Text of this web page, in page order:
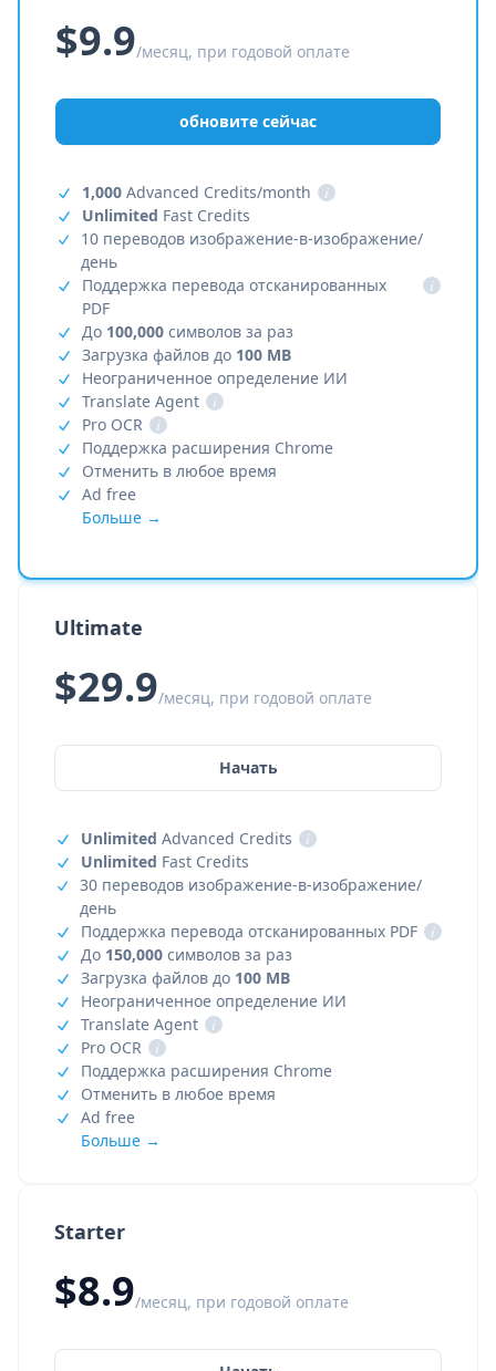
Starter
$8.9/месяц, при годовой оплате
$9.9/месяц, при годовой оплате
обновите сейчас
1,000 Advanced Credits/month
i
Unlimited Fast Credits
10 переводов изображение-в-изображение/
день
Поддержка перевода отсканированных
PDF
i
До 100,000 символов за раз
Загрузка файлов до 100 MB
Неограниченное определение ИИ
Translate Agent
i
Pro OCR
i
Поддержка расширения Chrome
Отменить в любое время
Ad free
Больше →
Ultimate
$29.9/месяц, при годовой оплате
Начать
Unlimited Advanced Credits
i
Unlimited Fast Credits
30 переводов изображение-в-изображение/
день
Поддержка перевода отсканированных PDF
i
До 150,000 символов за раз
Загрузка файлов до 100 MB
Неограниченное определение ИИ
Translate Agent
i
Pro OCR
i
Поддержка расширения Chrome
Отменить в любое время
Ad free
Больше →